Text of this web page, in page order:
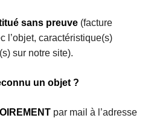
sans preuve (facture
l’objet, caractéristique(s)
sur notre site).
un objet ?
par mail à l’adresse